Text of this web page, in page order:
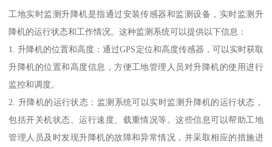
工地实时监测升降机是指通过安装传感器和监测设备，实时监测升
降机的运行状态和工作情况。这种监测系统可以提供以下信息：
1. 升降机的位置和高度：通过GPS定位和高度传感器，可以实时获取
升降机的位置和高度信息，方便工地管理人员对升降机的使用进行
监控和调度。
2. 升降机的运行状态：监测系统可以实时监测升降机的运行状态，
包括开关机状态、运行速度、载重情况等。这些信息可以帮助工地
管理人员及时发现升降机的故障和异常情况，并采取相应的措施进